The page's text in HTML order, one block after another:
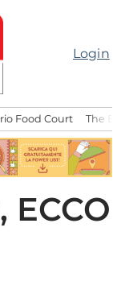
Login
Food Court The
ECCO